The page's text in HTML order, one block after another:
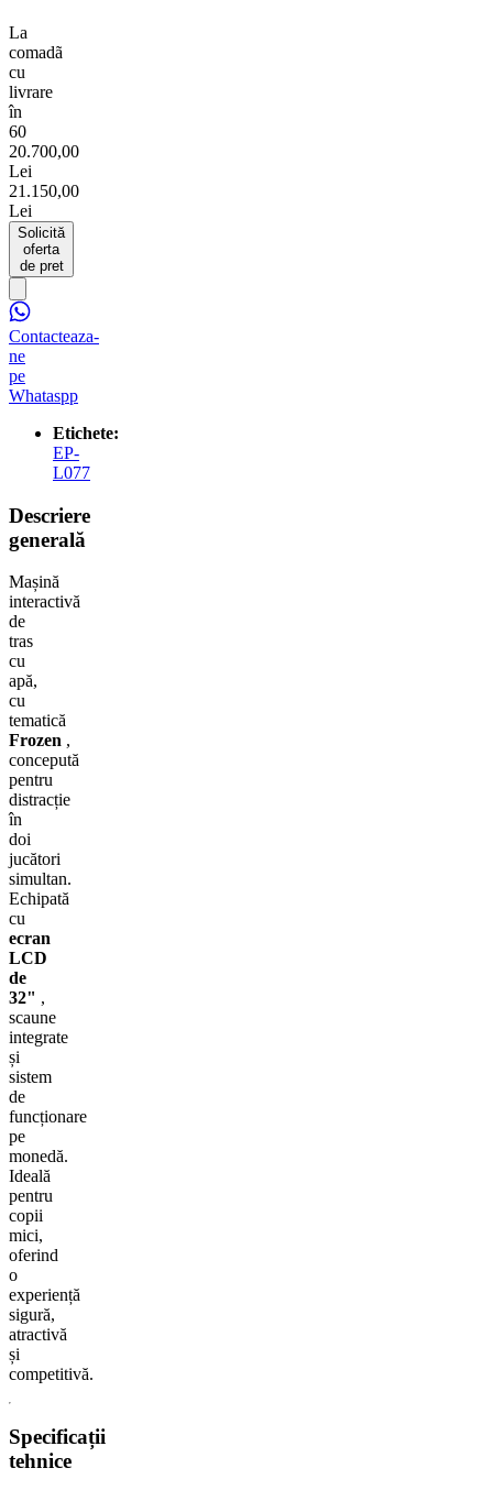
La
comadã
cu
livrare
în
60
20.700,00
Lei
21.150,00
Lei
Solicită
oferta
de pret
Contacteaza-
ne
pe
Whataspp
Etichete:
EP-
L077
Descriere
generală
Mașină
interactivă
de
tras
cu
apă,
cu
tematică
Frozen ,
concepută
pentru
distracție
în
doi
jucători
simultan.
Echipată
cu
ecran
LCD
de
32" ,
scaune
integrate
și
sistem
de
funcționare
pe
monedă.
Ideală
pentru
copii
mici,
oferind
o
experiență
sigură,
atractivă
și
competitivă.
Specificații
tehnice